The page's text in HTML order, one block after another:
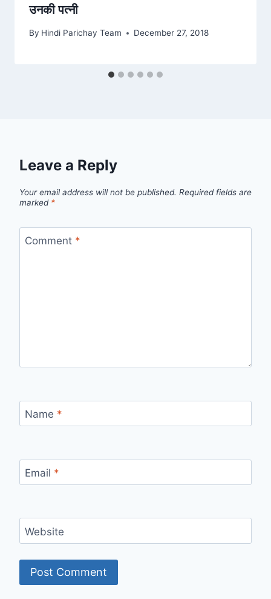
उनकी पत्नी
By Hindi Parichay Team December 27, 2018
Leave a Reply
Your email address will not be published. Required fields are
marked *
Comment *
Name *
Email *
Website